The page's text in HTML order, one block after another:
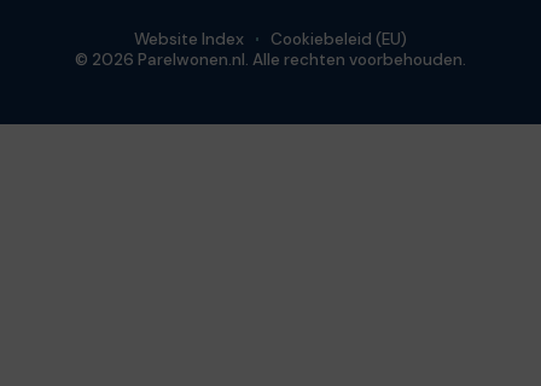
© 2026 Parelwonen.nl. Alle rechten voorbehouden.
Website Index Cookiebeleid (EU)